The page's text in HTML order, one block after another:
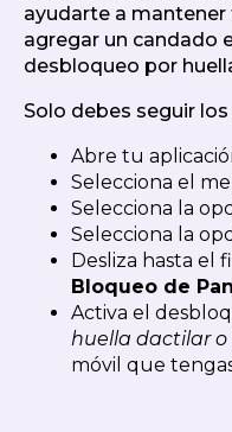
ayudarte a mantener
agregar un candado
desbloqueo por
Solo debes seguir
Abre tu
Selecciona el
Selecciona la
Selecciona la
Desliza hasta el
Bloqueo de
Activa el
huella dactilar o
móvil que